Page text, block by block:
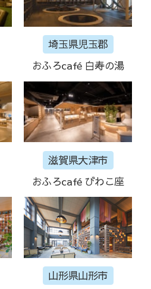
埼玉県児玉郡
おふろcafé 白寿の湯
滋賀県大津市
おふろcafé びわこ座
山形県山形市